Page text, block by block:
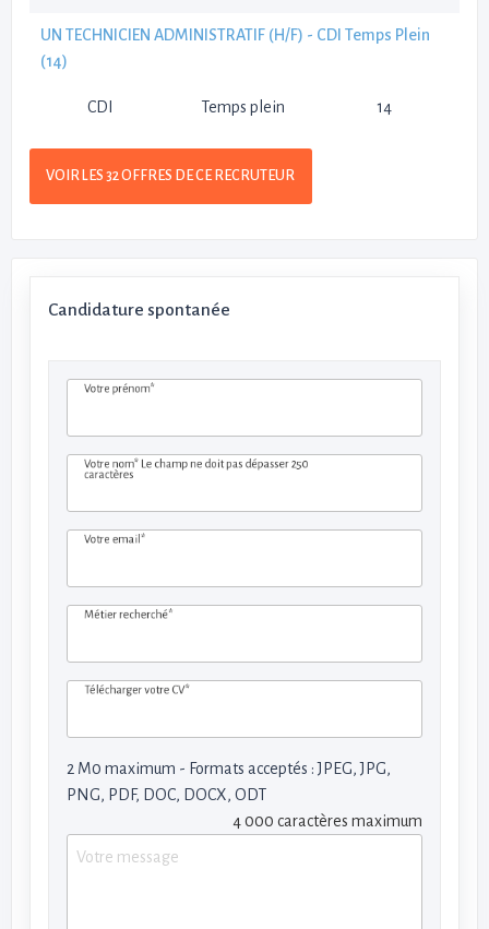
UN TECHNICIEN ADMINISTRATIF (H/F) - CDI Temps Plein
(14)
CDI Temps plein 14
VOIR LES 32 OFFRES DE CE RECRUTEUR
Candidature spontanée
Votre prénom*
Votre nom* Le champ ne doit pas dépasser 250
caractères
Votre email*
Métier recherché*
Télécharger votre CV*
2 M0 maximum - Formats acceptés : JPEG, JPG,
PNG, PDF, DOC, DOCX, ODT
4 000 caractères maximum